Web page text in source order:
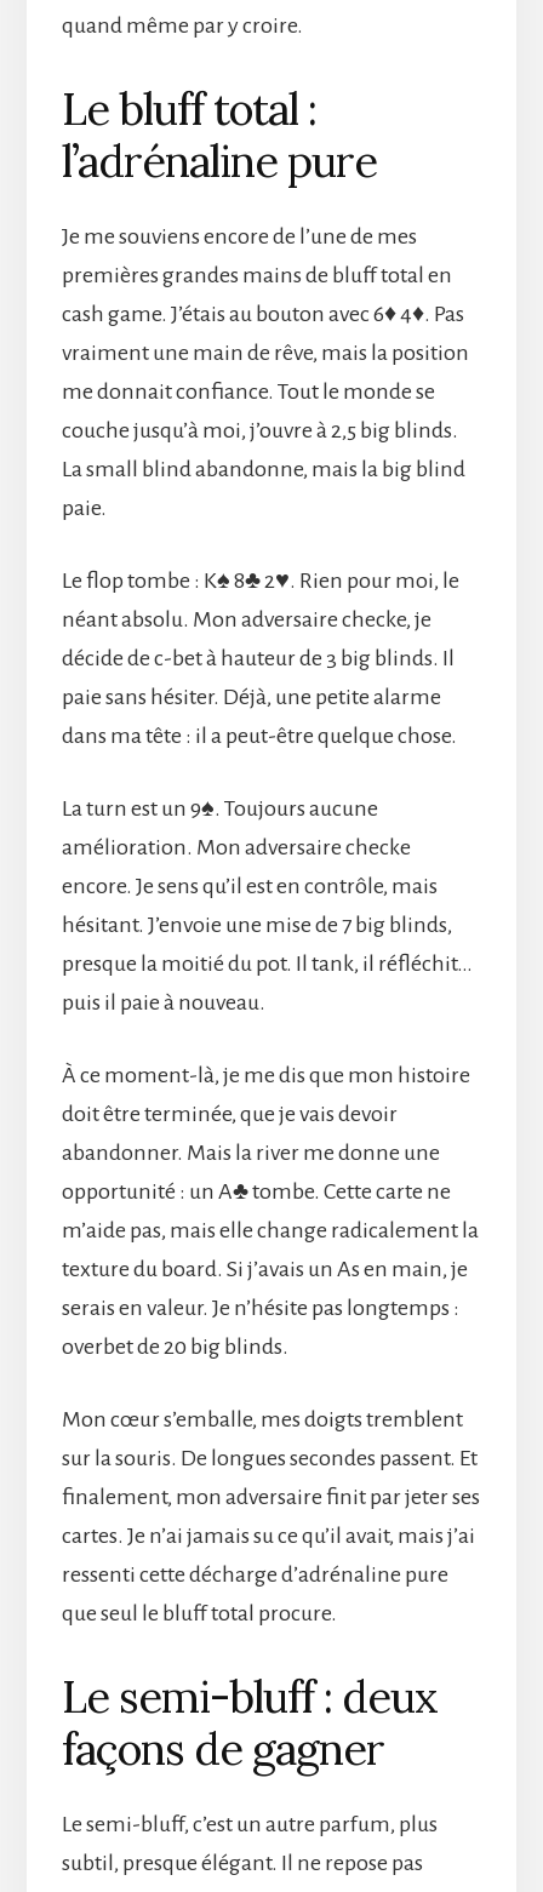
quand même par y croire.
Le bluff total :
l’adrénaline pure
Je me souviens encore de l’une de mes
premières grandes mains de bluff total en
cash game. J’étais au bouton avec 6♦ 4♦. Pas
vraiment une main de rêve, mais la position
me donnait confiance. Tout le monde se
couche jusqu’à moi, j’ouvre à 2,5 big blinds.
La small blind abandonne, mais la big blind
paie.
Le flop tombe : K♠ 8♣ 2♥. Rien pour moi, le
néant absolu. Mon adversaire checke, je
décide de c-bet à hauteur de 3 big blinds. Il
paie sans hésiter. Déjà, une petite alarme
dans ma tête : il a peut-être quelque chose.
La turn est un 9♠. Toujours aucune
amélioration. Mon adversaire checke
encore. Je sens qu’il est en contrôle, mais
hésitant. J’envoie une mise de 7 big blinds,
presque la moitié du pot. Il tank, il réfléchit…
puis il paie à nouveau.
À ce moment-là, je me dis que mon histoire
doit être terminée, que je vais devoir
abandonner. Mais la river me donne une
opportunité : un A♣ tombe. Cette carte ne
m’aide pas, mais elle change radicalement la
texture du board. Si j’avais un As en main, je
serais en valeur. Je n’hésite pas longtemps :
overbet de 20 big blinds.
Mon cœur s’emballe, mes doigts tremblent
sur la souris. De longues secondes passent. Et
finalement, mon adversaire finit par jeter ses
cartes. Je n’ai jamais su ce qu’il avait, mais j’ai
ressenti cette décharge d’adrénaline pure
que seul le bluff total procure.
Le semi-bluff : deux
façons de gagner
Le semi-bluff, c’est un autre parfum, plus
subtil, presque élégant. Il ne repose pas